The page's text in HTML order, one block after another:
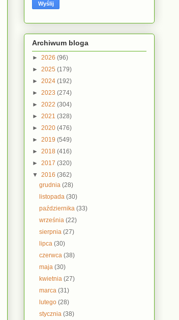
Archiwum bloga
► 2026 (96)
► 2025 (179)
► 2024 (192)
► 2023 (274)
► 2022 (304)
► 2021 (328)
► 2020 (476)
► 2019 (549)
► 2018 (416)
► 2017 (320)
▼ 2016 (362)
grudnia(28)
listopada(30)
października(33)
września(22)
sierpnia(27)
lipca(30)
czerwca(38)
maja(30)
kwietnia(27)
marca(31)
lutego(28)
stycznia(38)